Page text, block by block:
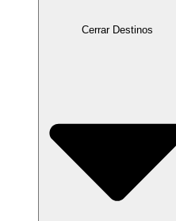
Cerrar Destinos